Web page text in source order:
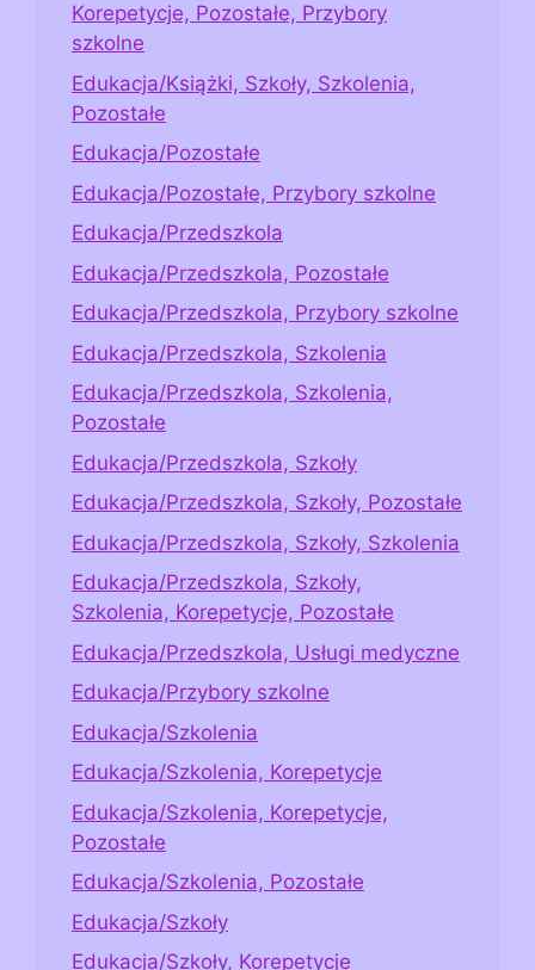
Korepetycje, Pozostałe, Przybory
szkolne
Edukacja/Książki, Szkoły, Szkolenia,
Pozostałe
Edukacja/Pozostałe
Edukacja/Pozostałe, Przybory szkolne
Edukacja/Przedszkola
Edukacja/Przedszkola, Pozostałe
Edukacja/Przedszkola, Przybory szkolne
Edukacja/Przedszkola, Szkolenia
Edukacja/Przedszkola, Szkolenia,
Pozostałe
Edukacja/Przedszkola, Szkoły
Edukacja/Przedszkola, Szkoły, Pozostałe
Edukacja/Przedszkola, Szkoły, Szkolenia
Edukacja/Przedszkola, Szkoły,
Szkolenia, Korepetycje, Pozostałe
Edukacja/Przedszkola, Usługi medyczne
Edukacja/Przybory szkolne
Edukacja/Szkolenia
Edukacja/Szkolenia, Korepetycje
Edukacja/Szkolenia, Korepetycje,
Pozostałe
Edukacja/Szkolenia, Pozostałe
Edukacja/Szkoły
Edukacja/Szkoły, Korepetycje